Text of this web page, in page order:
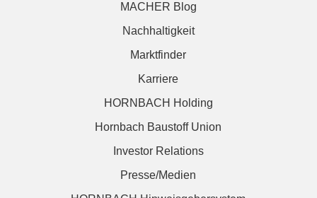
MACHER Blog
Nachhaltigkeit
Marktfinder
Karriere
HORNBACH Holding
Hornbach Baustoff Union
Investor Relations
Presse/Medien